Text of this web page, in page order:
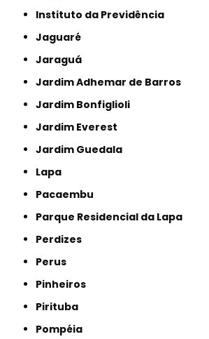
Instituto da Previdência
Jaguaré
Jaraguá
Jardim Adhemar de Barros
Jardim Bonfiglioli
Jardim Everest
Jardim Guedala
Lapa
Pacaembu
Parque Residencial da Lapa
Perdizes
Perus
Pinheiros
Pirituba
Pompéia